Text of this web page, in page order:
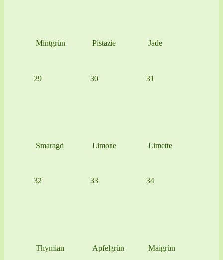
Mintgrün Pistazie Jade
29
Smaragd
30
Limone
31
Limette
32
Thymian
33
Apfelgrün
34
Maigrün